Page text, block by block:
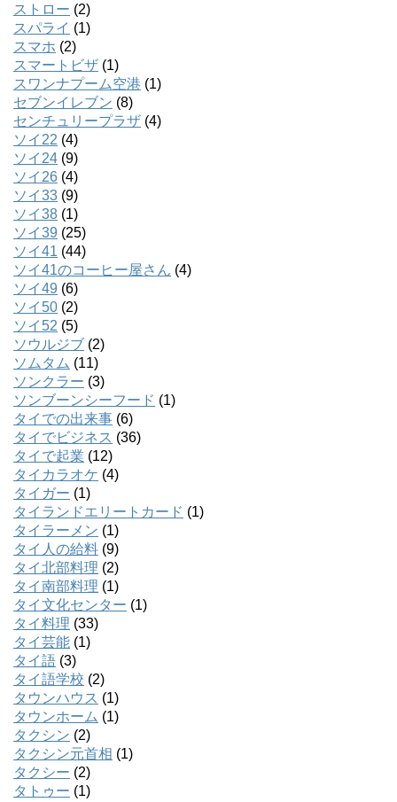
ストロー (2)
スパライ (1)
スマホ (2)
スマートビザ (1)
スワンナプーム空港 (1)
セブンイレブン (8)
センチュリープラザ (4)
ソイ22 (4)
ソイ24 (9)
ソイ26 (4)
ソイ33 (9)
ソイ38 (1)
ソイ39 (25)
ソイ41 (44)
ソイ41のコーヒー屋さん (4)
ソイ49 (6)
ソイ50 (2)
ソイ52 (5)
ソウルジブ (2)
ソムタム (11)
ソンクラー (3)
ソンブーンシーフード (1)
タイでの出来事 (6)
タイでビジネス (36)
タイで起業 (12)
タイカラオケ (4)
タイガー (1)
タイランドエリートカード (1)
タイラーメン (1)
タイ人の給料 (9)
タイ北部料理 (2)
タイ南部料理 (1)
タイ文化センター (1)
タイ料理 (33)
タイ芸能 (1)
タイ語 (3)
タイ語学校 (2)
タウンハウス (1)
タウンホーム (1)
タクシン (2)
タクシン元首相 (1)
タクシー (2)
タトゥー (1)